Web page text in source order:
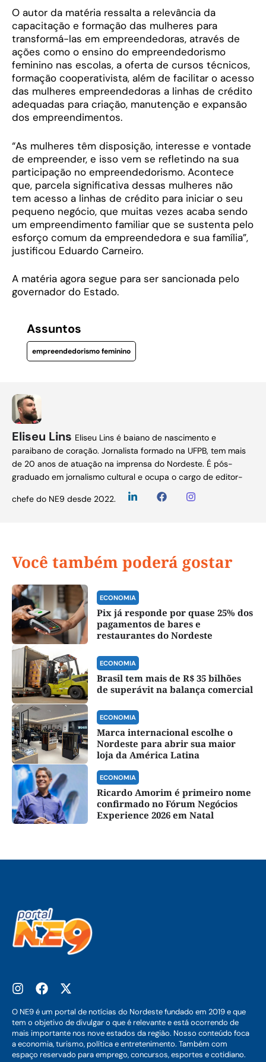
O autor da matéria ressalta a relevância da
capacitação e formação das mulheres para
transformá-las em empreendedoras, através de
ações como o ensino do empreendedorismo
feminino nas escolas, a oferta de cursos técnicos,
formação cooperativista, além de facilitar o acesso
das mulheres empreendedoras a linhas de crédito
adequadas para criação, manutenção e expansão
dos empreendimentos.
“As mulheres têm disposição, interesse e vontade
de empreender, e isso vem se refletindo na sua
participação no empreendedorismo. Acontece
que, parcela significativa dessas mulheres não
tem acesso a linhas de crédito para iniciar o seu
pequeno negócio, que muitas vezes acaba sendo
um empreendimento familiar que se sustenta pelo
esforço comum da empreendedora e sua família”,
justificou Eduardo Carneiro.
A matéria agora segue para ser sancionada pelo
governador do Estado.
Assuntos
empreendedorismo feminino
Eliseu Lins Eliseu Lins é baiano de nascimento e
paraibano de coração. Jornalista formado na UFPB, tem mais
de 20 anos de atuação na imprensa do Nordeste. É pós-
graduado em jornalismo cultural e ocupa o cargo de editor-
chefe do NE9 desde 2022.
Você também poderá gostar
ECONOMIA
Pix já responde por quase 25% dos
pagamentos de bares e
restaurantes do Nordeste
ECONOMIA
Brasil tem mais de R$ 35 bilhões
de superávit na balança comercial
ECONOMIA
Marca internacional escolhe o
Nordeste para abrir sua maior
loja da América Latina
ECONOMIA
Ricardo Amorim é primeiro nome
confirmado no Fórum Negócios
Experience 2026 em Natal
O NE9 é um portal de notícias do Nordeste fundado em 2019 e que
tem o objetivo de divulgar o que é relevante e está ocorrendo de
mais importante nos nove estados da região. Nosso conteúdo foca
a economia, turismo, política e entretenimento. Também com
espaço reservado para emprego, concursos, esportes e cotidiano.